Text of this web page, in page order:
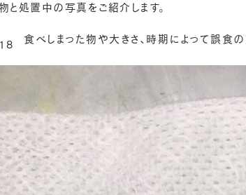
と処置中の写真をご紹介します。
食べしまった物や大きさ、時期によって誤食